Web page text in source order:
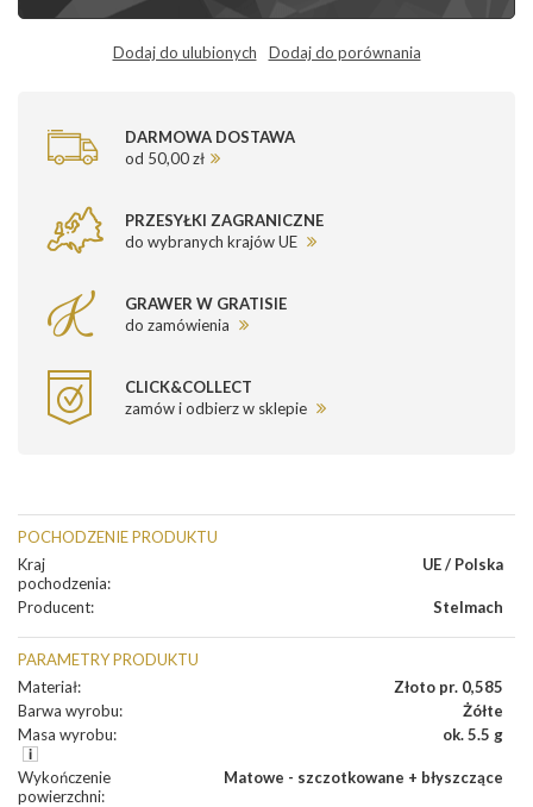
Dodaj do ulubionych Dodaj do porównania
DARMOWA DOSTAWA
od 50,00 zł
PRZESYŁKI ZAGRANICZNE
do wybranych krajów UE
GRAWER W GRATISIE
do zamówienia
CLICK&COLLECT
zamów i odbierz w sklepie
POCHODZENIE PRODUKTU
Kraj
pochodzenia:
UE / Polska
Producent: Stelmach
PARAMETRY PRODUKTU
Materiał:
Złoto pr. 0,585
Barwa wyrobu:
Żółte
Masa wyrobu: ok. 5.5 g
Wykończenie
powierzchni:
Matowe - szczotkowane + błyszczące